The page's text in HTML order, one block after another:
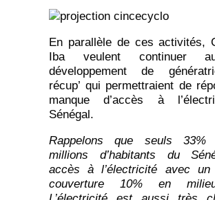
En parallèle de ces activités,
Iba veulent continuer
développement de
récup’ qui permettraient de
manque d’accès à
Sénégal.
Rappelons que seuls
millions d’habitants du
accès à l’électricité avec
couverture 10% en